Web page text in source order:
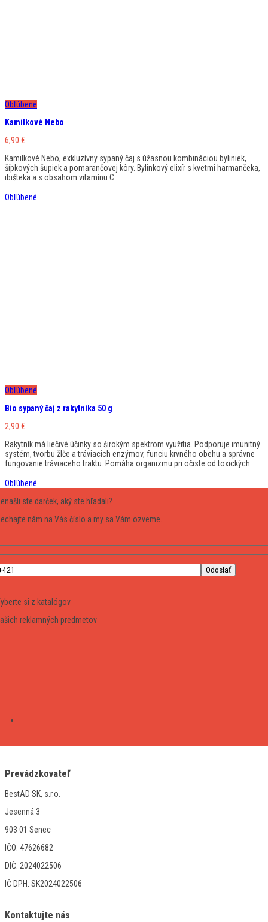
Obľúbené
Kamilkové Nebo
6,90 €
Kamilkové Nebo, exkluzívny sypaný čaj s úžasnou kombináciou byliniek,
šípkových šupiek a pomarančovej kôry. Bylinkový elixír s kvetmi harmančeka,
ibišteka a s obsahom vitamínu C.
Obľúbené
Obľúbené
Bio sypaný čaj z rakytníka 50 g
2,90 €
Rakytník má liečivé účinky so širokým spektrom využitia. Podporuje imunitný
systém, tvorbu žlče a tráviacich enzýmov, funciu krvného obehu a správne
fungovanie tráviaceho traktu. Pomáha organizmu pri očiste od toxických
Obľúbené
ste darček, aký ste hľadali?
nám na Vás číslo a my sa Vám ozveme.
si z katalógov
reklamných predmetov
Prevádzkovateľ
BestAD SK, s.r.o.
Jesenná 3
903 01 Senec
IČO: 47626682
DIČ: 2024022506
IČ DPH: SK2024022506
Kontaktujte nás